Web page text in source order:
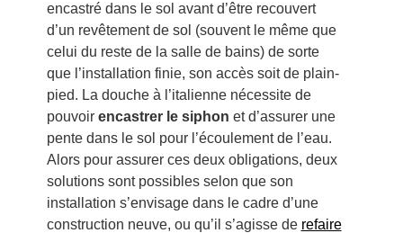
encastré dans le sol avant d’être recouvert
d’un revêtement de sol (souvent le même que
celui du reste de la salle de bains) de sorte
que l’installation finie, son accès soit de plain-
pied. La douche à l’italienne nécessite de
pouvoir encastrer le siphon et d’assurer une
pente dans le sol pour l’écoulement de l’eau.
Alors pour assurer ces deux obligations, deux
solutions sont possibles selon que son
installation s’envisage dans le cadre d’une
construction neuve, ou qu’il s’agisse de refaire